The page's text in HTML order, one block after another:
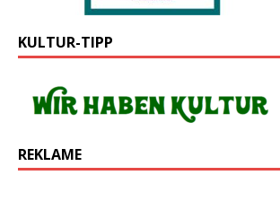
KULTUR-TIPP
REKLAME